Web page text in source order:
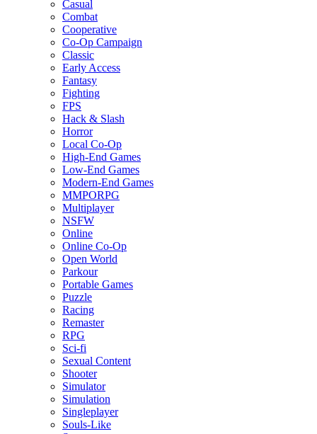
Casual
Combat
Cooperative
Co-Op Campaign
Classic
Early Access
Fantasy
Fighting
FPS
Hack & Slash
Horror
Local Co-Op
High-End Games
Low-End Games
Modern-End Games
MMPORPG
Multiplayer
NSFW
Online
Online Co-Op
Open World
Parkour
Portable Games
Puzzle
Racing
Remaster
RPG
Sci-fi
Sexual Content
Shooter
Simulator
Simulation
Singleplayer
Souls-Like